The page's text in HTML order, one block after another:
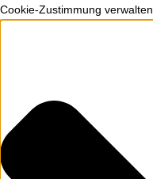
Cookie-Zustimmung verwalten